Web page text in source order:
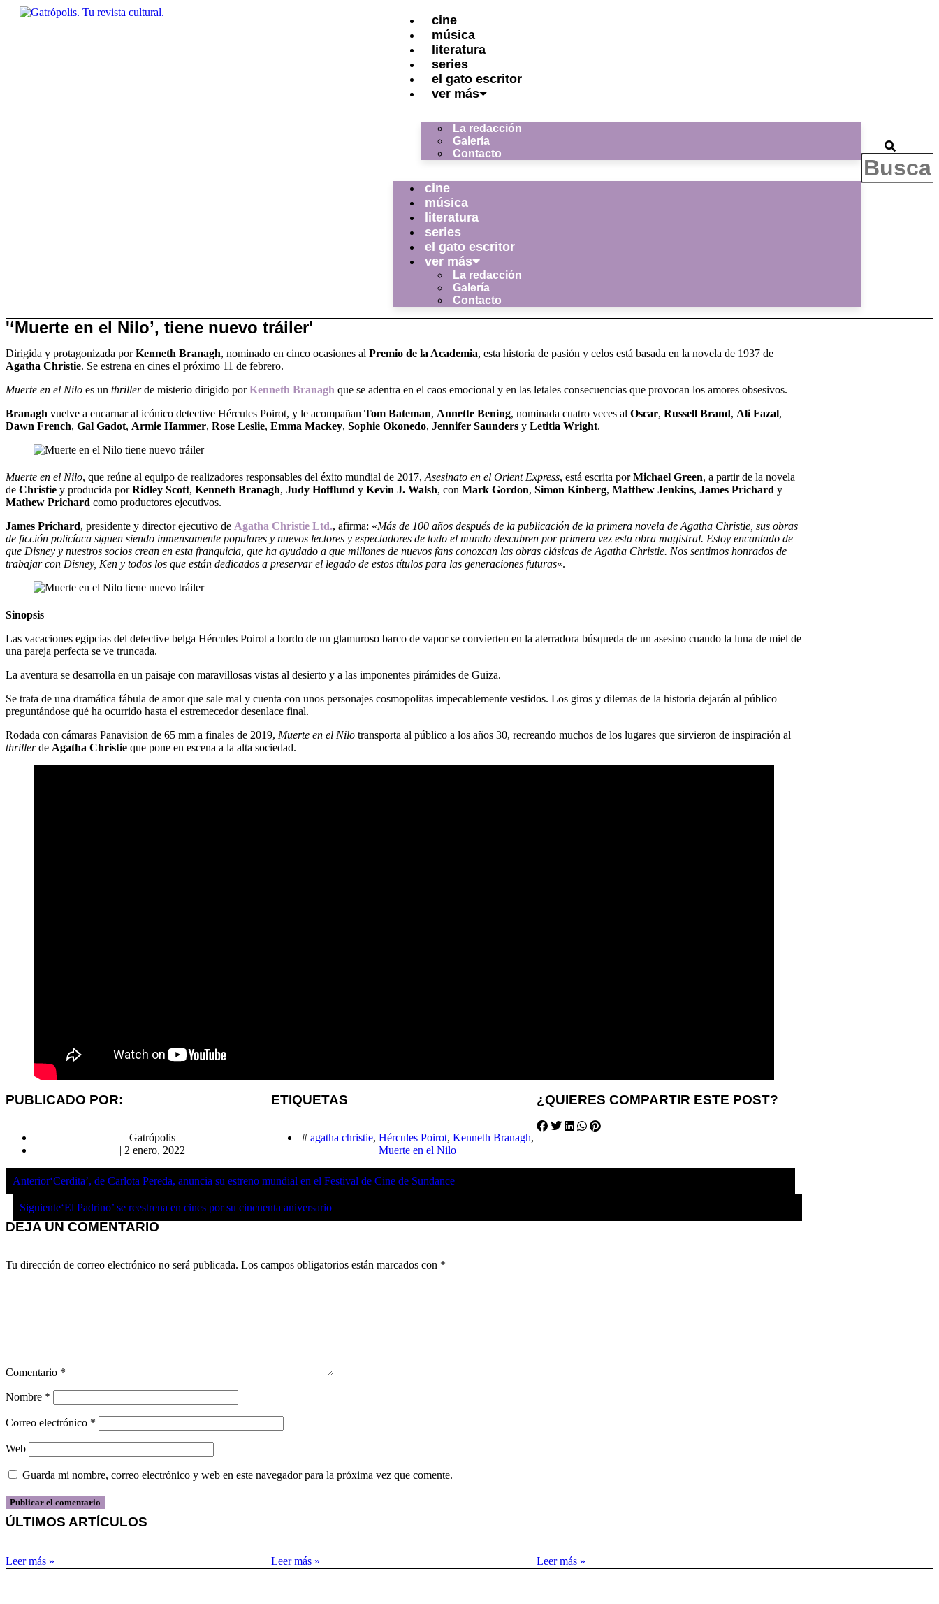
cine
música
literatura
series
el gato escritor
ver más
La redacción
Galería
Contacto
cine
música
literatura
series
el gato escritor
ver más
La redacción
Galería
Contacto
'‘Muerte en el Nilo’, tiene nuevo tráiler'
Dirigida y protagonizada porKenneth Branagh, nominado en cinco ocasiones al Premio de la Academia, esta historia de pasión y celos está basada en la novela de 1937 de
Agatha Christie. Se estrena en cines el próximo 11 de febrero.
Muerte en el Nilo es un thrillerde misterio dirigido porKenneth Branagh que se adentra en el caos emocional y en las letales consecuencias que provocan los amores obsesivos.
Branagh vuelve a encarnar al icónico detective Hércules Poirot, y le acompañan Tom Bateman, Annette Bening, nominada cuatro veces al Oscar, Russell Brand, Ali Fazal,
Dawn French, Gal Gadot, Armie Hammer, Rose Leslie, Emma Mackey, Sophie Okonedo, Jennifer Saunders y Letitia Wright.
Muerte en el Nilo, que reúne al equipo de realizadores responsables del éxito mundial de 2017, Asesinato en el Orient Express, está escrita porMichael Green, a partir de la novela
de Christie y producida porRidley Scott, Kenneth Branagh, Judy Hofflund y Kevin J. Walsh, con Mark Gordon, Simon Kinberg, Matthew Jenkins, James Prichard y
Mathew Prichard como productores ejecutivos.
James Prichard, presidente y director ejecutivo de Agatha Christie Ltd., afirma: «Más de 100 años después de la publicación de la primera novela de Agatha Christie, sus obras
de ficción policíaca siguen siendo inmensamente populares y nuevos lectores y espectadores de todo el mundo descubren por primera vez esta obra magistral. Estoy encantado de
que Disney y nuestros socios crean en esta franquicia, que ha ayudado a que millones de nuevos fans conozcan las obras clásicas de Agatha Christie. Nos sentimos honrados de
trabajar con Disney, Ken y todos los que están dedicados a preservar el legado de estos títulos para las generaciones futuras«.
Sinopsis
Las vacaciones egipcias del detective belga Hércules Poirot a bordo de un glamuroso barco de vapor se convierten en la aterradora búsqueda de un asesino cuando la luna de miel de
una pareja perfecta se ve truncada.
La aventura se desarrolla en un paisaje con maravillosas vistas al desierto y a las imponentes pirámides de Guiza.
Se trata de una dramática fábula de amor que sale mal y cuenta con unos personajes cosmopolitas impecablemente vestidos. Los giros y dilemas de la historia dejarán al público
preguntándose qué ha ocurrido hasta el estremecedor desenlace final.
Rodada con cámaras Panavision de 65 mm a finales de 2019, Muerte en el Nilo transporta al público a los años 30, recreando muchos de los lugares que sirvieron de inspiración al
thrillerde Agatha Christie que pone en escena a la alta sociedad.
PUBLICADO POR:
Gatrópolis
| 2 enero, 2022
ETIQUETAS
# agatha christie, Hércules Poirot, Kenneth Branagh,
Muerte en el Nilo
¿QUIERES COMPARTIR ESTE POST?
Anterior‘Cerdita’, de Carlota Pereda, anuncia su estreno mundial en el Festival de Cine de Sundance
Siguiente‘El Padrino’ se reestrena en cines por su cincuenta aniversario
DEJA UN COMENTARIO
Tu dirección de correo electrónico no será publicada. Los campos obligatorios están marcados con *
Comentario *
Nombre *
Correo electrónico *
Web
Guarda mi nombre, correo electrónico y web en este navegador para la próxima vez que comente.
ÚLTIMOS ARTÍCULOS
Leer más » Leer más » Leer más »